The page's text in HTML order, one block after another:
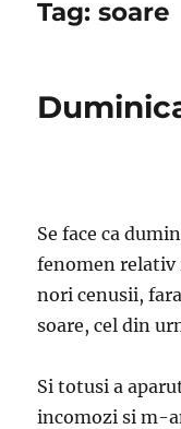
Tag:soare
Se face ca
fenomen
nori cenusii,
soare, cel din
Si totusi a
incomozi si m-